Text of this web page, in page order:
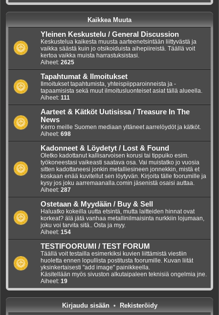
Kaikkea Muuta
Yleinen Keskustelu / General Discussion
Keskustelua kaikesta muusta aarteenetsintään liittyvästä ja
vaikka säästä kuin jo otsikoiduista aihepiireistä. Täällä voit
kertoa vaikka muista harrastuksistasi.
Aiheet: 2625
Tapahtumat & Ilmoitukset
Ilmoitukset tapahtumista, yhteispiipparoinneista ja -
tapaamisista sekä muut ilmoitusluonteiset asiat tällä alueella.
Aiheet: 111
Aarteet & Kätköt Uutisissa / Treasure In The
News
Kerro meille Suomen mediaan yltäneet aarrelöydöt ja kätköt.
Aiheet: 698
Kadonneet & Löydetyt / Lost & Found
Oletko kadottanut kallisarvoisen korusi tai tippuiko esim.
työkoneestasi vaikeasti saatava osa. Vai muistatko jo vuosia
sitten kadottaneesi jonkin metalliesineen jonnekkin, mistä et
koskaan enää kuvitellut sen löytyvän. Kirjoita tälle foorumille ja
kysy jos joku aarremaanalla.comin jäsenistä osaisi auttaa.
Aiheet: 287
Ostetaan & Myydään / Buy & Sell
Haluatko kokeilla uutta etsintä, mutta laitteiden hinnat ovat
korkeat? älä jätä vanhaa metallinilmaisinta nurkkiin lojumaan,
joku voi tarvita sitä.. Osta ja myy.
Aiheet: 154
TESTIFOORUMI / TEST FORUM
Täällä voit testailla esimerkiksi kuvien liittämistä viestiin
huoletta ennen lopullista postitusta foorumille. Kuvan liität
yksinkertaisesti "add image" painikkeella.
Käsitellään myös sivuston alkutaipaleen teknisiä ongelmia jne.
Aiheet: 19
Kirjaudu sisään• Rekisteröidy